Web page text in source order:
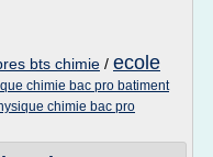
bts chimie / ecole
chimie bac pro batiment
chimie bac pro